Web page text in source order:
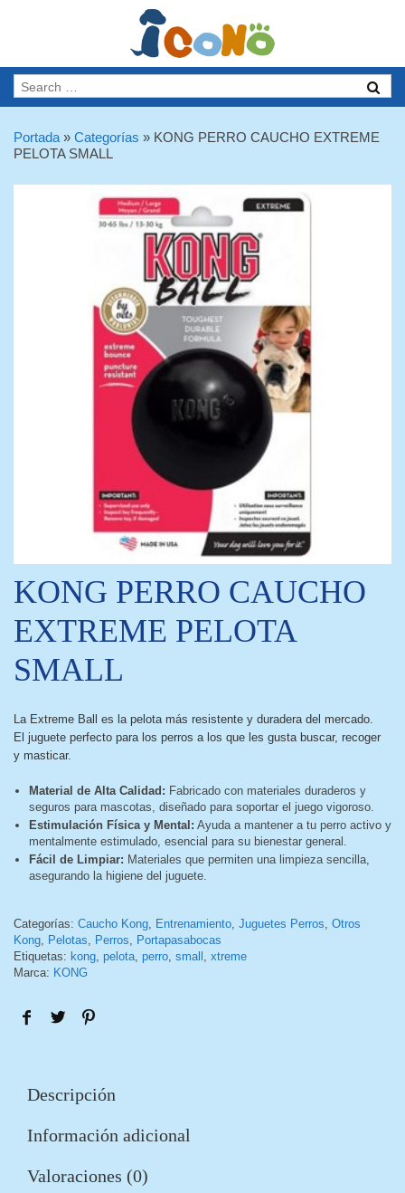
Portada » Categorías » KONG PERRO CAUCHO EXTREME
PELOTA SMALL
KONG PERRO CAUCHO
EXTREME PELOTA
SMALL
La Extreme Ball es la pelota más resistente y duradera del mercado.
El juguete perfecto para los perros a los que les gusta buscar, recoger
y masticar.
Material de Alta Calidad: Fabricado con materiales duraderos y
seguros para mascotas, diseñado para soportar el juego vigoroso.
Estimulación Física y Mental: Ayuda a mantener a tu perro activo y
mentalmente estimulado, esencial para su bienestar general.
Fácil de Limpiar: Materiales que permiten una limpieza sencilla,
asegurando la higiene del juguete.
Categorías: Caucho Kong, Entrenamiento, Juguetes Perros, Otros
Kong, Pelotas, Perros, Portapasabocas
Etiquetas: kong, pelota, perro, small , xtreme
Marca: KONG
Descripción
Información adicional
Valoraciones (0)